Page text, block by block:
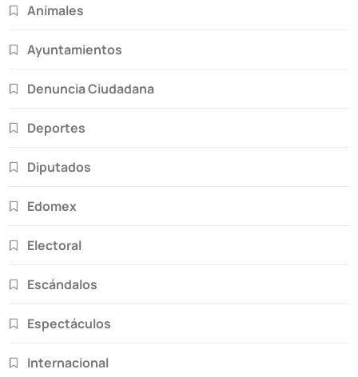
Animales
Ayuntamientos
Denuncia Ciudadana
Deportes
Diputados
Edomex
Electoral
Escándalos
Espectáculos
Internacional